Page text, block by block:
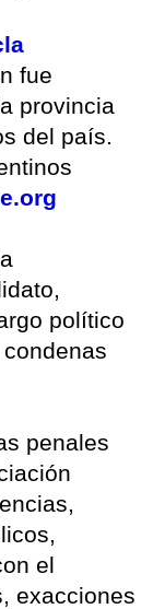
fue
provincia
del país.
político
penales
el
exacciones